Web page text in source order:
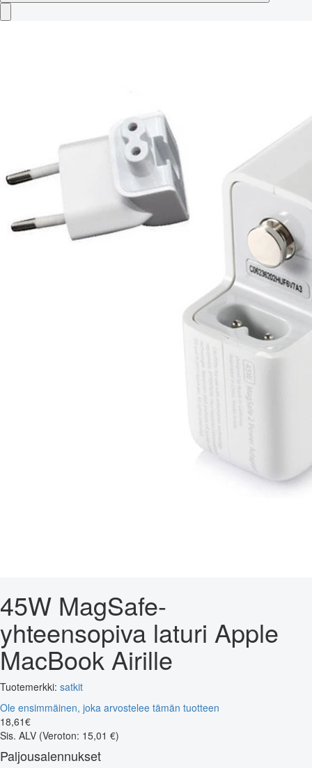
45W MagSafe-
yhteensopiva laturi Apple
MacBook Airille
Tuotemerkki: satkit
Ole ensimmäinen, joka arvostelee tämän tuotteen
18,61€
Sis. ALV (Veroton: 15,01 €)
Paljousalennukset